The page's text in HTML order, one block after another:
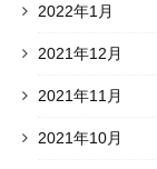
2022年1月
2021年12月
2021年11月
2021年10月